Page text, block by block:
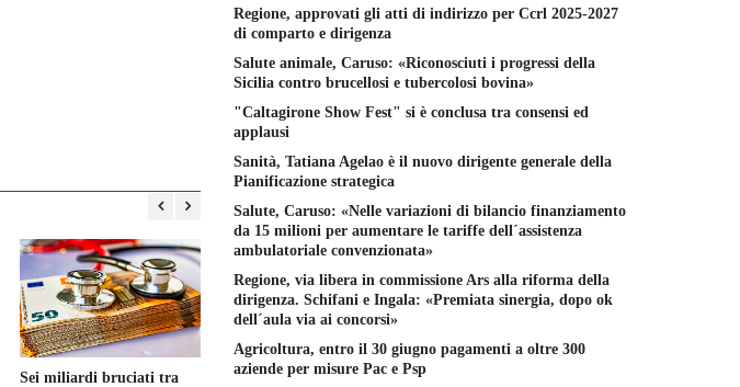
Sei miliardi bruciati tra
Regione, approvati gli atti di indirizzo per Ccrl 2025-2027
di comparto e dirigenza
Salute animale, Caruso: «Riconosciuti i progressi della
Sicilia contro brucellosi e tubercolosi bovina»
"Caltagirone Show Fest" si è conclusa tra consensi ed
applausi
Sanità, Tatiana Agelao è il nuovo dirigente generale della
Pianificazione strategica
Salute, Caruso: «Nelle variazioni di bilancio finanziamento
da 15 milioni per aumentare le tariffe dell´assistenza
ambulatoriale convenzionata»
Regione, via libera in commissione Ars alla riforma della
dirigenza. Schifani e Ingala: «Premiata sinergia, dopo ok
dell´aula via ai concorsi»
Agricoltura, entro il 30 giugno pagamenti a oltre 300
aziende per misure Pac e Psp